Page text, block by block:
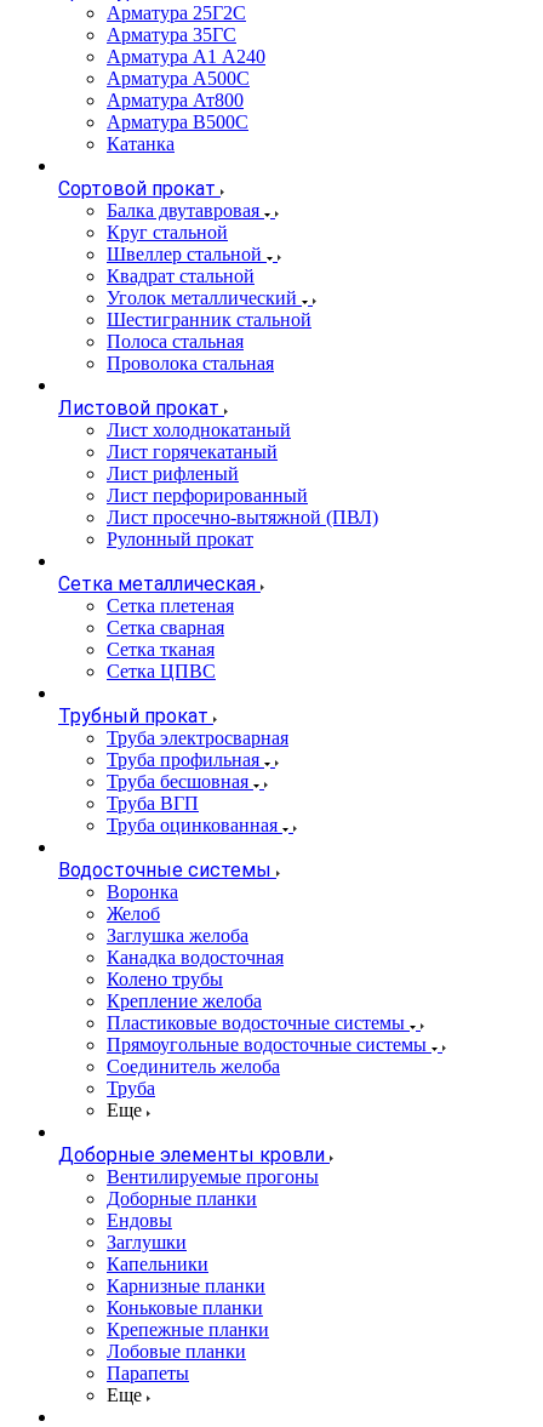
Арматура 25Г2С
Арматура 35ГС
Арматура А1 А240
Арматура А500С
Арматура Ат800
Арматура В500С
Катанка
Сортовой прокат
Балка двутавровая
Круг стальной
Швеллер стальной
Квадрат стальной
Уголок металлический
Шестигранник стальной
Полоса стальная
Проволока стальная
Листовой прокат
Лист холоднокатаный
Лист горячекатаный
Лист рифленый
Лист перфорированный
Лист просечно-вытяжной (ПВЛ)
Рулонный прокат
Сетка металлическая
Сетка плетеная
Сетка сварная
Сетка тканая
Сетка ЦПВС
Трубный прокат
Труба электросварная
Труба профильная
Труба бесшовная
Труба ВГП
Труба оцинкованная
Водосточные системы
Воронка
Желоб
Заглушка желоба
Канадка водосточная
Колено трубы
Крепление желоба
Пластиковые водосточные системы
Прямоугольные водосточные системы
Соединитель желоба
Труба
Еще
Доборные элементы кровли
Вентилируемые прогоны
Доборные планки
Ендовы
Заглушки
Капельники
Карнизные планки
Коньковые планки
Крепежные планки
Лобовые планки
Парапеты
Еще